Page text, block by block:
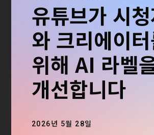
유튜브가 시
와 크리에이
위해 AI 라벨
개선합니다
2026년 5월 28일